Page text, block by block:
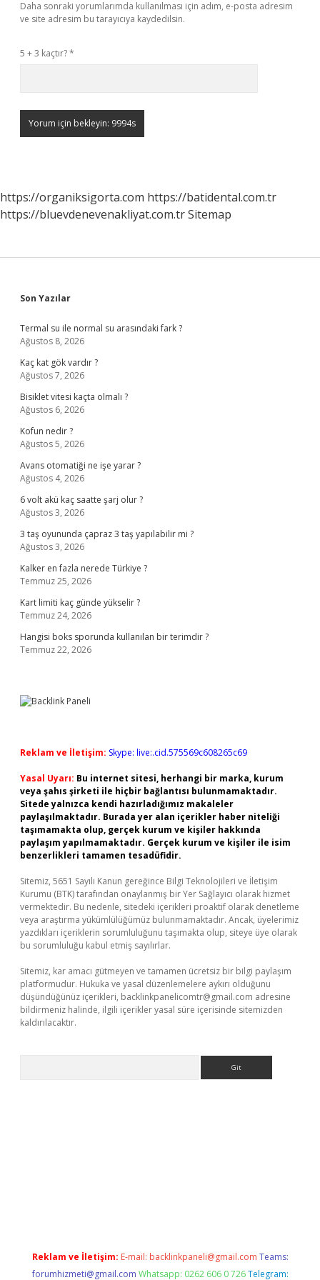
Daha sonraki yorumlarımda kullanılması için adım, e-posta adresim
ve site adresim bu tarayıcıya kaydedilsin.
5 + 3 kaçtır?*
https://organiksigorta.com https://batidental.com.tr
https://bluevdenevenakliyat.com.trSitemap
Sidebar
Son Yazılar
Termal su ile normal su arasındaki fark ?
Ağustos 8, 2026
Kaç kat gök vardır ?
Ağustos 7, 2026
Bisiklet vitesi kaçta olmalı ?
Ağustos 6, 2026
Kofun nedir ?
Ağustos 5, 2026
Avans otomatiği ne işe yarar ?
Ağustos 4, 2026
6 volt akü kaç saatte şarj olur ?
Ağustos 3, 2026
3 taş oyununda çapraz 3 taş yapılabilir mi ?
Ağustos 3, 2026
Kalker en fazla nerede Türkiye ?
Temmuz 25, 2026
Kart limiti kaç günde yükselir ?
Temmuz 24, 2026
Hangisi boks sporunda kullanılan bir terimdir ?
Temmuz 22, 2026
Reklam ve İletişim: Skype: live:.cid.575569c608265c69
Yasal Uyarı: Bu internet sitesi, herhangi bir marka, kurum
veya şahıs şirketi ile hiçbir bağlantısı bulunmamaktadır.
Sitede yalnızca kendi hazırladığımız makaleler
paylaşılmaktadır. Burada yer alan içerikler haber niteliği
taşımamakta olup, gerçek kurum ve kişiler hakkında
paylaşım yapılmamaktadır. Gerçek kurum ve kişiler ile isim
benzerlikleri tamamen tesadüfidir.
Sitemiz, 5651 Sayılı Kanun gereğince Bilgi Teknolojileri ve İletişim
Kurumu (BTK) tarafından onaylanmış bir Yer Sağlayıcı olarak hizmet
vermektedir. Bu nedenle, sitedeki içerikleri proaktif olarak denetleme
veya araştırma yükümlülüğümüz bulunmamaktadır. Ancak, üyelerimiz
yazdıkları içeriklerin sorumluluğunu taşımakta olup, siteye üye olarak
bu sorumluluğu kabul etmiş sayılırlar.
Sitemiz, kar amacı gütmeyen ve tamamen ücretsiz bir bilgi paylaşım
platformudur. Hukuka ve yasal düzenlemelere aykırı olduğunu
düşündüğünüz içerikleri, backlinkpanelicomtr@gmail.com adresine
bildirmeniz halinde, ilgili içerikler yasal süre içerisinde sitemizden
kaldırılacaktır.
Reklam ve İletişim: E-mail: backlinkpaneli@gmail.com Teams:
forumhizmeti@gmail.com Whatsapp: 0262 606 0 726 Telegram: